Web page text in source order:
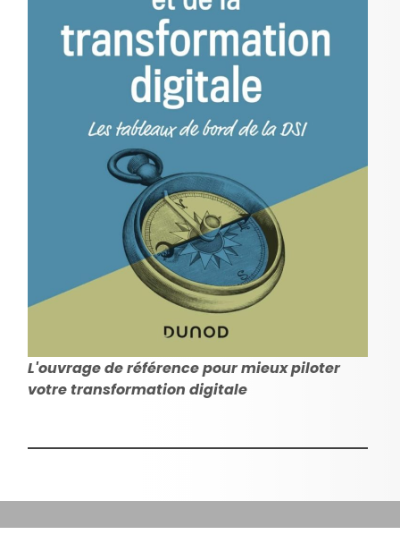
L'ouvrage de référence pour mieux piloter
votre transformation digitale